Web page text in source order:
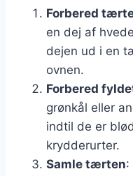
Forbered
en dej af
dejen ud i en
ovnen.
Forbered
grønkål eller
indtil de er
krydderurter.
Samle tærten: